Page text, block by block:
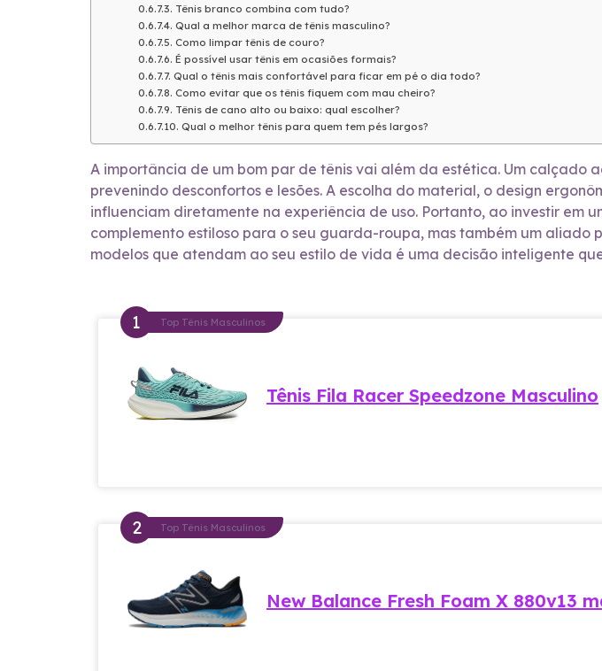
Tênis branco combina com tudo?
Qual a melhor marca de tênis masculino?
Como limpar tênis de couro?
É possível usar tênis em ocasiões formais?
Qual o tênis mais confortável para ficar em pé o dia todo?
Como evitar que os tênis fiquem com mau cheiro?
Tênis de cano alto ou baixo: qual escolher?
Qual o melhor tênis para quem tem pés largos?
A importância de um bom par de tênis vai além da estética. Um calçado
prevenindo desconfortos e lesões. A escolha do material, o design
influenciam diretamente na experiência de uso. Portanto, ao investir em
complemento estiloso para o seu guarda-roupa, mas também um aliado
modelos que atendam ao seu estilo de vida é uma decisão inteligente
Top Tênis Masculinos
Tênis Fila Racer Speedzone Masculino
Top Tênis Masculinos
New Balance Fresh Foam X 880v13